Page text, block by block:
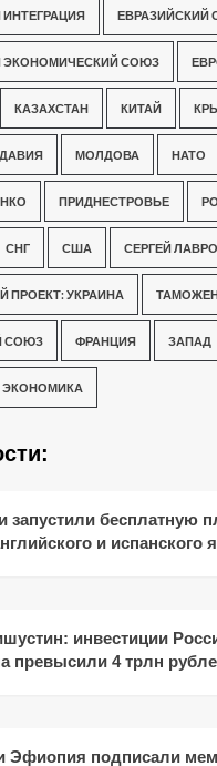
ЕВРАЗИЙСКИЙ
ЭКОНОМИЧЕСКИЙ СОЮЗ
КАЗАХСТАН КИТАЙ
МОЛДОВА НАТО
ПРИДНЕСТРОВЬЕ
СНГ США СЕРГЕЙ
ПРОЕКТ: УКРАИНА
СОЮЗ ФРАНЦИЯ ЗАПАД
ЭКОНОМИКА
запустили бесплатную
и испанского
инвестиции
превысили 4 трлн
Эфиопия подписали